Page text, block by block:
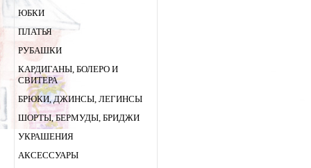
ЮБКИ
ПЛАТЬЯ
РУБАШКИ
КАРДИГАНЫ, БОЛЕРО И
СВИТЕРА
БРЮКИ, ДЖИНСЫ, ЛЕГИНСЫ
ШОРТЫ, БЕРМУДЫ, БРИДЖИ
УКРАШЕНИЯ
АКСЕССУАРЫ